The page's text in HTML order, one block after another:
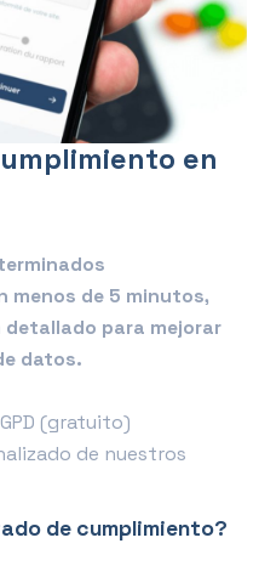
en
menos de 5 minutos,
para mejorar
datos.
(gratuito)
de nuestros
de cumplimiento?